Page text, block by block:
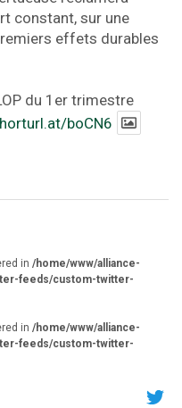
constant, sur une
effets durables
du 1er trimestre
boCN6
in /home/www/alliance-
feeds/custom-twitter-
in /home/www/alliance-
feeds/custom-twitter-